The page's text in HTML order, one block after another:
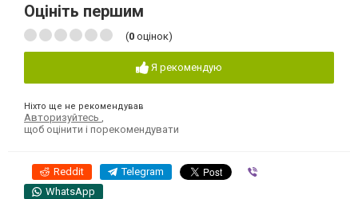
Оцініть першим
(0 оцінок)
Я рекомендую
Ніхто ще не рекомендував
Авторизуйтесь ,
щоб оцінити і порекомендувати
Reddit Telegram
WhatsApp